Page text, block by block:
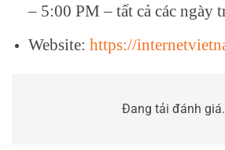
– 5:00 PM – tất cả các ngày
Website: https://
Đang tải đánh